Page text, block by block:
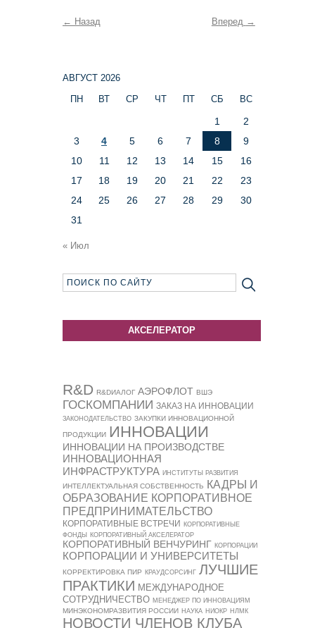
← Назад Вперед →
АВГУСТ 2026
ПН
ВТ СР ЧТ ПТ СБ ВС
1
2
3
4 5 6 7 8
9
10
11 12 13 14 15
16
17
18 19 20 21 22
23
24
25 26 27 28 29
30
31
« Июл
АКСЕЛЕРАТОР
R&D R&DИАЛОГ АЭРОФЛОТ ВШЭ
ГОСКОМПАНИИ ЗАКАЗ НА ИННОВАЦИИ
ЗАКОНОДАТЕЛЬСТВО ЗАКУПКИ ИННОВАЦИОННОЙ
ПРОДУКЦИИ ИННОВАЦИИ
ИННОВАЦИИ НА ПРОИЗВОДСТВЕ
ИННОВАЦИОННАЯ
ИНФРАСТРУКТУРА ИНСТИТУТЫ РАЗВИТИЯ
ИНТЕЛЛЕКТУАЛЬНАЯ СОБСТВЕННОСТЬ КАДРЫ И
ОБРАЗОВАНИЕ КОРПОРАТИВНОЕ
ПРЕДПРИНИМАТЕЛЬСТВО
КОРПОРАТИВНЫЕ ВСТРЕЧИ
КОРПОРАТИВНЫЕ
ФОНДЫ
КОРПОРАТИВНЫЙ АКСЕЛЕРАТОР
КОРПОРАТИВНЫЙ ВЕНЧУРИНГ КОРПОРАЦИИ
КОРПОРАЦИИ И УНИВЕРСИТЕТЫ
КОРРЕКТИРОВКА ПИР КРАУДСОРСИНГ ЛУЧШИЕ
ПРАКТИКИ МЕЖДУНАРОДНОЕ
СОТРУДНИЧЕСТВО МЕНЕДЖЕР ПО ИННОВАЦИЯМ
МИНЭКОНОМРАЗВИТИЯ РОССИИ НАУКА НИОКР НЛМК
НОВОСТИ ЧЛЕНОВ КЛУБА